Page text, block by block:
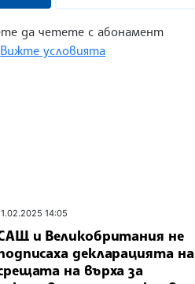
да четете с абонамент
Вижте условията
14:05
и Великобритания не
декларацията на
на върха за